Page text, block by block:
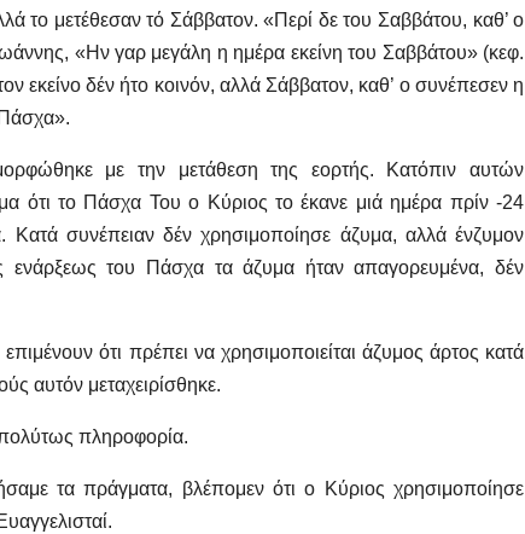
το μετέθεσαν τό Σάββατον. «Περί δε του Σαββάτου, καθ’ ο
«Ην γαρ μεγάλη η ημέρα εκείνη του Σαββάτου» (κεφ.
εκείνο δέν ήτο κοινόν, αλλά Σάββατον, καθ’ ο συνέπεσεν η
με την μετάθεση της εορτής. Κατόπιν αυτών
ότι το Πάσχα Του ο Κύριος το έκανε μιά ημέρα πρίν -24
συνέπειαν δέν χρησιμοποίησε άζυμα, αλλά ένζυμον
ενάρξεως του Πάσχα τα άζυμα ήταν απαγορευμένα, δέν
ότι πρέπει να χρησιμοποιείται άζυμος άρτος κατά
αυτόν μεταχειρίσθηκε.
πληροφορία.
τα πράγματα, βλέπομεν ότι ο Κύριος χρησιμοποίησε